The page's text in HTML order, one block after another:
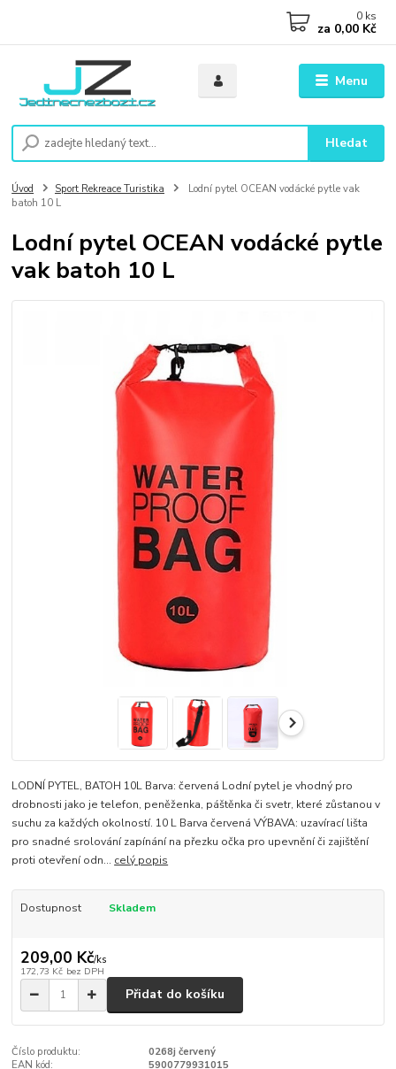
Menu
Hledat
0 ks
za 0,00 Kč
Úvod Sport Rekreace Turistika
Lodní pytel OCEAN vodácké pytle vak
batoh 10 L
Lodní pytel OCEAN vodácké pytle
vak batoh 10 L
LODNÍ PYTEL, BATOH 10L Barva: červená Lodní pytel je vhodný pro
drobnosti jako je telefon, peněženka, páštěnka či svetr, které zůstanou v
suchu za každých okolností. 10 L Barva červená VÝBAVA: uzavírací lišta
pro snadné srolování zapínání na přezku očka pro upevnění či zajištění
proti otevření odn... celý popis
Dostupnost Skladem
209,00 Kč/ks
172,73 Kč bez DPH
Přidat do košíku
Číslo produktu:
0268j červený
EAN kód:
5900779931015